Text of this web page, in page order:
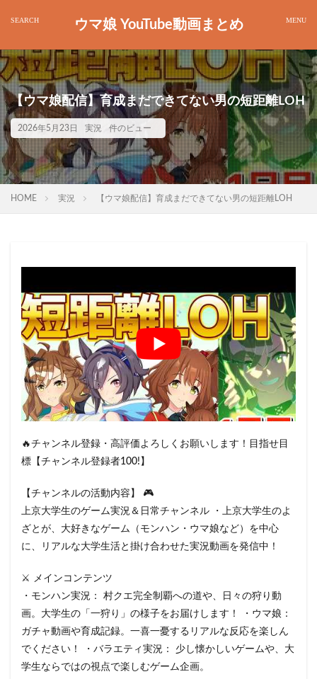
ウマ娘 YouTube動画まとめ
【ウマ娘配信】育成まだできてない男の短距離LOH
2026年5月23日 実況 件のビュー
HOME 実況 【ウマ娘配信】育成まだできてない男の短距離LOH
🔥チャンネル登録・高評価よろしくお願いします！目指せ目
標【チャンネル登録者100!】
【チャンネルの活動内容】 🎮
上京大学生のゲーム実況＆日常チャンネル ・上京大学生のよ
ざとが、大好きなゲーム（モンハン・ウマ娘など）を中心
に、リアルな大学生活と掛け合わせた実況動画を発信中！
⚔️ メインコンテンツ
・モンハン実況： 村クエ完全制覇への道や、日々の狩り動
画。大学生の「一狩り」の様子をお届けします！ ・ウマ娘：
ガチャ動画や育成記録。一喜一憂するリアルな反応を楽しん
でください！ ・バラエティ実況： 少し懐かしいゲームや、大
学生ならではの視点で楽しむゲーム企画。